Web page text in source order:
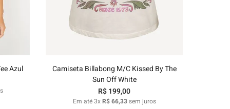
Azul
P M G GG
Adicionar ao carrinho
Camiseta Billabong M/C Kissed By The
Sun Off White
R$199,00
Em até3xR$66,33sem juros